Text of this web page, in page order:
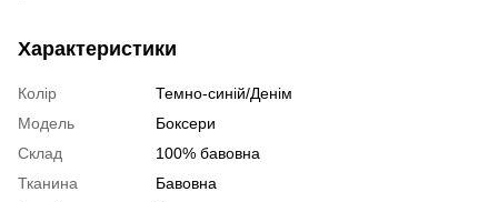
Характеристики
Колір
Темно-синій/Денім
Модель
Боксери
Склад
100% бавовна
Тканина
Бавовна